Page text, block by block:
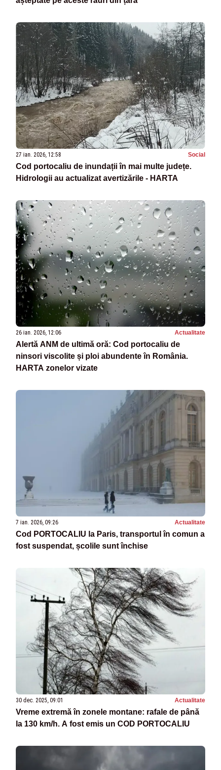
27 ian. 2026, 12:58 Social
Cod portocaliu de inundații în mai multe județe.
Hidrologii au actualizat avertizările - HARTA
26 ian. 2026, 12:06 Actualitate
Alertă ANM de ultimă oră: Cod portocaliu de
ninsori viscolite și ploi abundente în România.
HARTA zonelor vizate
7 ian. 2026, 09:26 Actualitate
Cod PORTOCALIU la Paris, transportul în comun a
fost suspendat, școlile sunt închise
30 dec. 2025, 09:01 Actualitate
Vreme extremă în zonele montane: rafale de până
la 130 km/h. A fost emis un COD PORTOCALIU